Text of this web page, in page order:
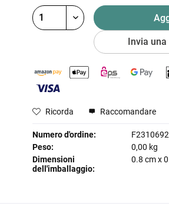
Invia
Ricorda Raccomandare
Numero d'ordine:
Peso:
0,00 kg
Dimensioni
dell'imballaggio:
0.8 cmx